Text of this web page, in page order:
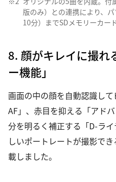
版のみ）との連携により、
10分）までSDメモリーカー
8. 顔がキレイに撮れ
ー機能」
画面の中の顔を自動認識し
AF」、赤目を抑える「アド
分を明るく補正する「D-ラ
しいポートレートが撮影で
載しました。